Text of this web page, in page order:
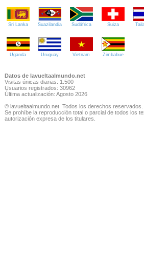
Sri Lanka Suazilandia Sudáfrica Suiza
Uganda Uruguay Vietnam Zimbabue
Datos de lavueltaalmundo.net
Visitas únicas diarias: 1.500
Usuarios registrados: 30962
Última actualización: Agosto 2026
© lavueltaalmundo.net. Todos los derechos reservados.
Se prohíbe la reproducción total o parcial de todos los
autorización expresa de los titulares.